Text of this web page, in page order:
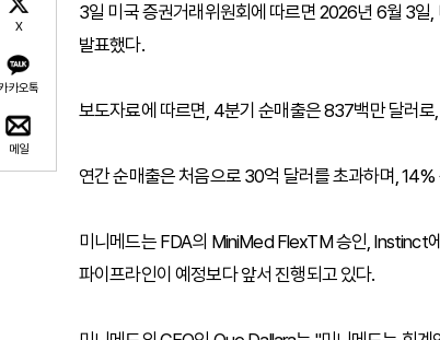
X
카오톡
메일
3일 미국 증권거래위원회에 따르면 2026년 6월 3일
발표했다.
보도자료에 따르면, 4분기 순매출은 837백만 달러
연간 순매출은 처음으로 30억 달러를 초과하며,
미니메드는 FDA의 MiniMed FlexTM 승인, Instinct
파이프라인이 예정보다 앞서 진행되고 있다.